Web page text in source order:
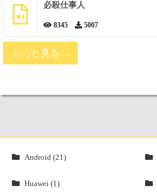
必殺仕事人
8345 5007
もっと見る ...
Android (21)
Huawei (1)